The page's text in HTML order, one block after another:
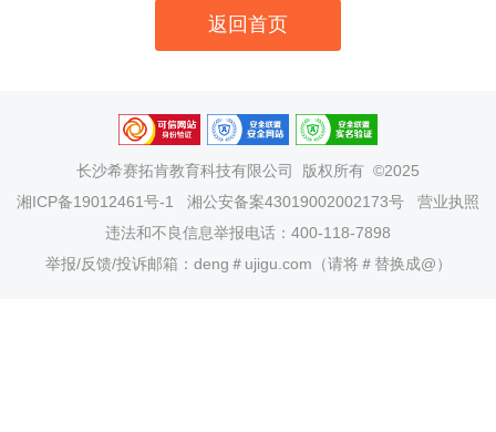
返回首页
长沙希赛拓肯教育科技有限公司
版权所有 ©2025
湘ICP备19012461号-1
湘公安备案43019002002173号
营业执照
违法和不良信息举报电话：400-118-7898
举报/反馈/投诉邮箱：deng＃ujigu.com（请将＃替换成@）